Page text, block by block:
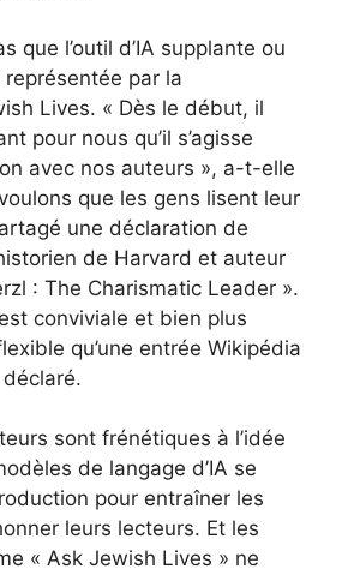
que l’outil d’IA supplante ou
représentée par la
Lives. « Dès le début, il
pour nous qu’il s’agisse
avec nos auteurs », a-t-elle
que les gens lisent leur
une déclaration de
de Harvard et auteur
: The Charismatic Leader ».
conviviale et bien plus
qu’une entrée Wikipédia
sont frénétiques à l’idée
de langage d’IA se
pour entraîner les
leurs lecteurs. Et les
« Ask Jewish Lives » ne